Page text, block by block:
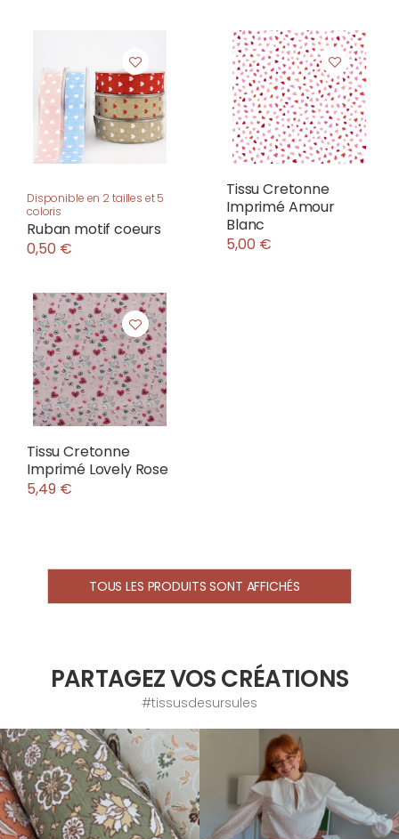
Disponible en 2 tailles et 5
coloris
Ruban motif coeurs
0,50 €
Tissu Cretonne
Imprimé Amour
Blanc
5,00 €
Tissu Cretonne
Imprimé Lovely Rose
5,49 €
TOUS LES PRODUITS SONT AFFICHÉS
PARTAGEZ VOS CRÉATIONS
#tissusdesursules